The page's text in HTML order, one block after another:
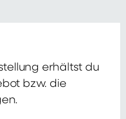
erhältst du
bzw. die